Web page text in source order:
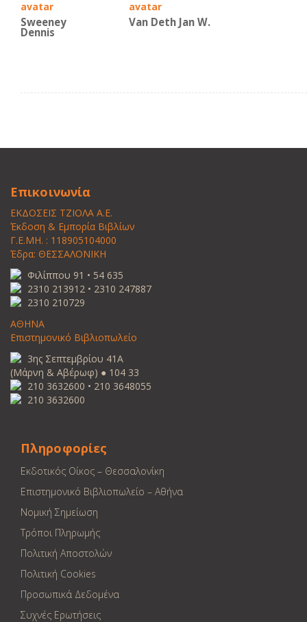
Sweeney
Dennis
Van Deth Jan W.
Επικοινωνία
ΕΚΔΟΣΕΙΣ ΤΖΙΟΛΑ Α.Ε.
Έκδοση & Εμπορία Βιβλίων
Γ.Ε.ΜΗ. : 118905104000
Έδρα: ΘΕΣΣΑΛΟΝΙΚΗ
Φιλίππου 91 • 54 635
2310 213912 • 2310 247887
2310 210729
ΑΘΗΝΑ
Επιστημονικό Βιβλιοπωλείο
3ης Σεπτεμβρίου 41Α
(Μάρνη & Αβέρωφ) ● 104 33
210 3632600 • 210 3648055
210 3632600
Πληροφορίες
Εκδοτικός Οίκος – Θεσσαλονίκη
Επιστημονικό Βιβλιοπωλείο – Αθήνα
Νομική Σημείωση
Τρόποι Πληρωμής
Πολιτική Αποστολών
Πολιτική Cookies
Προσωπικά Δεδομένα
Συχνές Ερωτήσεις